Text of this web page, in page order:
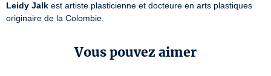
Leidy Jalk est artiste plasticienne et docteure en arts plastiques
originaire de la Colombie.
Vous pouvez aimer